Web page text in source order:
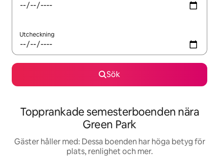
Utcheckning
Sök
Topprankade semesterboenden nära
Green Park
Gäster håller med: Dessa boenden har höga betyg för
plats, renlighet och mer.